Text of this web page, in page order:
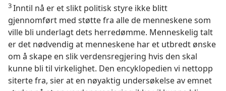
3Inntil nå er et slikt politisk styre ikke blitt
gjennomført med støtte fra alle de menneskene som
ville bli underlagt dets herredømme. Menneskelig talt
er det nødvendig at menneskene har et utbredt ønske
om å skape en slik verdensregjering hvis den skal
kunne bli til virkelighet. Den encyklopedien vi nettopp
siterte fra, sier at en nøyaktig undersøkelse av emnet